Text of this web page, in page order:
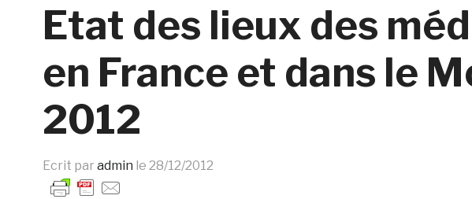
Etat des lieux des
en France et dans le
2012
Ecrit par admin le 28/12/2012